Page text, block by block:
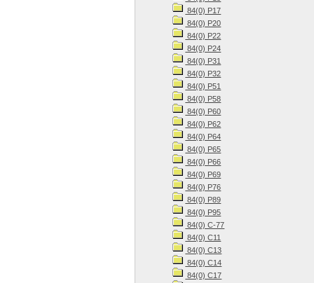
84(0) Р17
84(0) Р20
84(0) Р22
84(0) Р24
84(0) Р31
84(0) Р32
84(0) Р51
84(0) Р58
84(0) Р60
84(0) Р62
84(0) Р64
84(0) Р65
84(0) Р66
84(0) Р69
84(0) Р76
84(0) Р89
84(0) Р95
84(0) С-77
84(0) С11
84(0) С13
84(0) С14
84(0) С17